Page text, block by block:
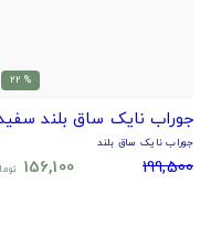
% 22
جوراب نایک ساق بلند
جوراب نایک ساق بلند
199,500
156,100